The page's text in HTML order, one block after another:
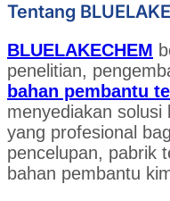
Tentang
BLUELAKECHEM
penelitian,
bahan pembantu
menyediakan solusi
yang profesional
pencelupan, pabrik
bahan pembantu